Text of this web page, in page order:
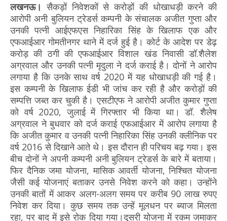
लखनऊ। सैकड़ों निवेशकों से करोड़ों की धोखाधड़ी करने की
आरोपी अनी बुलियन ट्रेडर्स कम्पनी के संचालक अजीत गुप्ता और
उनकी पत्नी आईएफएस निहारिका सिंह के खिलाफ एक और
एफआईआर गोमतीनगर थाने में दर्ज हुई है। कोर्ट के आदेश पर डेढ़
करोड़ की ठगी की एफआईआर विशाल खंड निवासी डॉ.शैलेश
अग्रवाल और उनकी पत्नी मृदुला ने दर्ज कराई है। दोनों ने आरोप
लगाया है कि उनके साथ वर्ष 2020 में यह धोखाधड़ी की गई है।
इस कम्पनी के खिलाफ ईडी भी जांच कर रही है और करोड़ों की
सम्पत्ति जब्त कर चुकी है। एसटीएफ ने आरोपी अजीत कुमार गुप्ता
को वर्ष 2020, जुलाई में गिरफ्तार भी किया था। डॉ. शैलेष
अग्रवाल ने बुधवार को दर्ज कराई एफआईआर में आरोप लगाया है
कि अजीत कुमार व उनकी पत्नी निहारिका सिंह उनकी क्लीनिक पर
वर्ष 2016 से दिखाने आते थे। इस दौरान ही परिचय बढ़ गया। इस
बीच दोनों ने अपनी कम्पनी अनी बुलियन ट्रेडर्स के बारे में बताया।
फिर दैनिक जमा योजना, मासिक आवर्ती योजना, निश्चित योजना
जैसी कई योजनाएं बताकर उनसे निवेश करने को कहा। उन्होंने
उनकी बातों में आकर अलग-अलग समय पर करीब 90 लाख रुपए
निवेश कर दिया। कुछ समय तक उन्हें मूलधन पर ब्याज मिलता
रहा, पर बाद में इसे रोक दिया गया।दूसरी योजना में रकम जमाकर